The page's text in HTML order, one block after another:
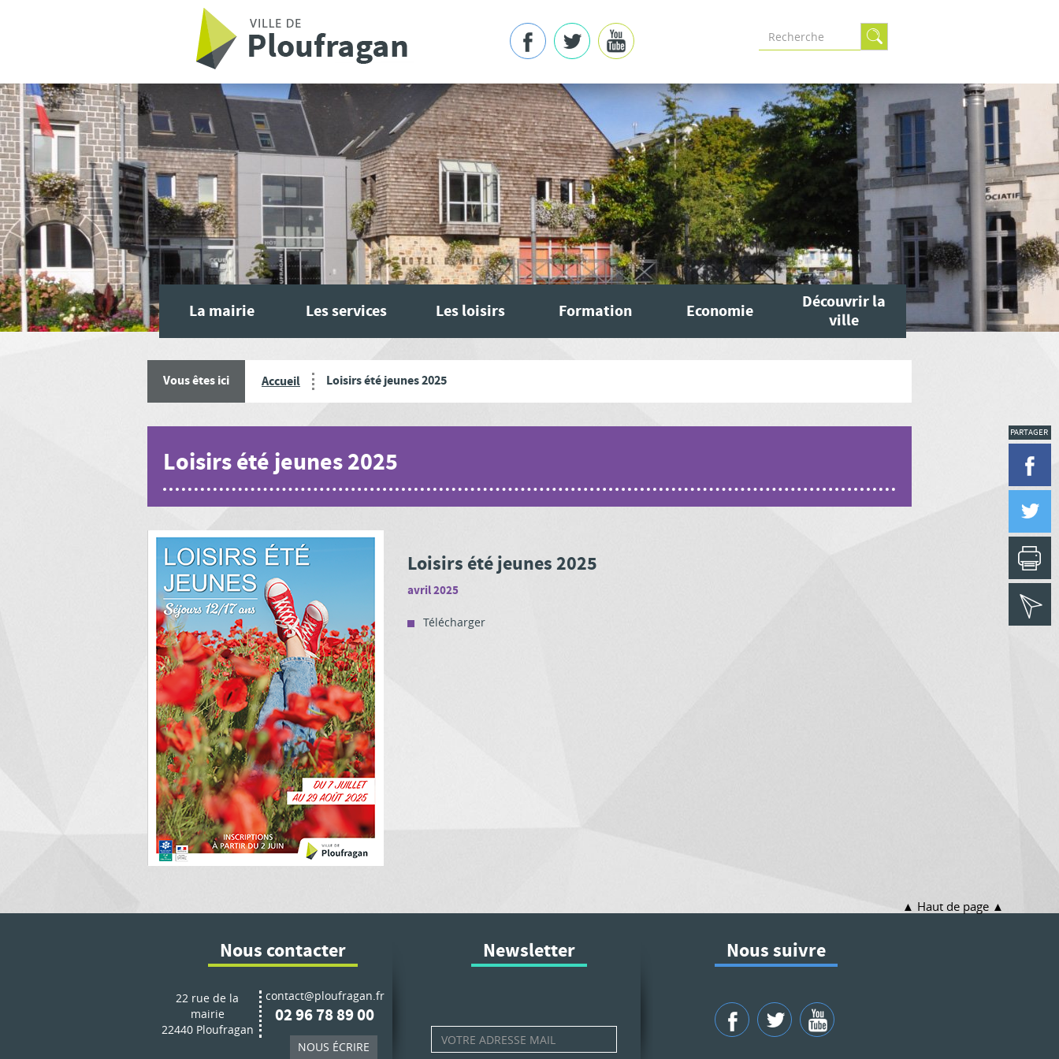
Formulaire
recherche
La mairie Les services Les loisirs Formation Economie
Découvrir la
ville
Vous êtes ici Accueil Loisirs été jeunes 2025
Loisirs été jeunes 2025
Loisirs été jeunes 2025
avril 2025
Télécharger
PARTAGER
Haut de page
Nous contacter
22 rue de la
mairie
22440 Ploufragan
contact@ploufragan.fr
02 96 78 89 00
NOUS ÉCRIRE
Newsletter Nous suivre